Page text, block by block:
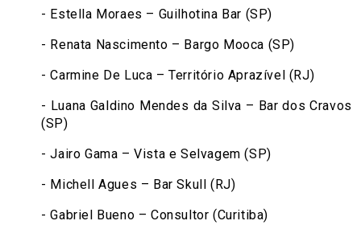
- Estella Moraes – Guilhotina Bar (SP)
- Renata Nascimento – Bargo Mooca (SP)
- Carmine De Luca – Território Aprazível (RJ)
- Luana Galdino Mendes da Silva – Bar dos Cravos
(SP)
- Jairo Gama – Vista e Selvagem (SP)
- Michell Agues – Bar Skull (RJ)
- Gabriel Bueno – Consultor (Curitiba)